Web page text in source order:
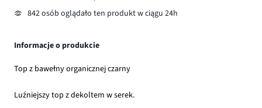
842 osób oglądało ten produkt w ciągu 24h
Informacje o produkcie
Top z bawełny organicznej czarny
Luźniejszy top z dekoltem w serek.